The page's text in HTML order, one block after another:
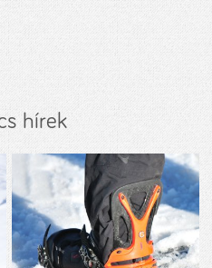
hírek